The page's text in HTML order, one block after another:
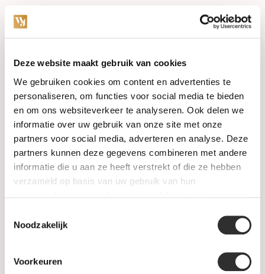
Deze website maakt gebruik van cookies
We gebruiken cookies om content en advertenties te
personaliseren, om functies voor social media te bieden
en om ons websiteverkeer te analyseren. Ook delen we
informatie over uw gebruik van onze site met onze
partners voor social media, adverteren en analyse. Deze
partners kunnen deze gegevens combineren met andere
informatie die u aan ze heeft verstrekt of die ze hebben
verzameld op basis van uw gebruik van hun
Noodzakelijk
Voorkeuren
Sitemap
Categories
Watches
Jewellery
Wedding rings
PRE-OWNED
Maatwerk